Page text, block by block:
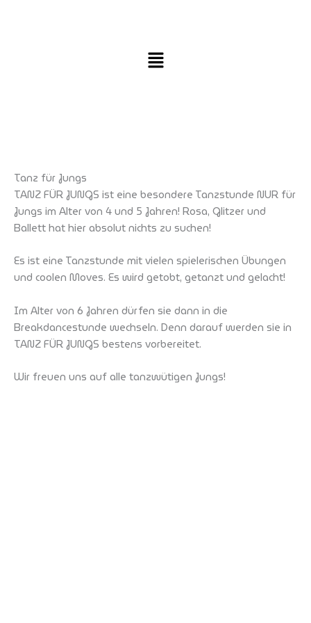
Tanz für Jungs
TANZ FÜR JUNGS ist eine besondere Tanzstunde NUR für
Jungs im Alter von 4 und 5 Jahren! Rosa, Glitzer und
Ballett hat hier absolut nichts zu suchen!
Es ist eine Tanzstunde mit vielen spielerischen Übungen
und coolen Moves. Es wird getobt, getanzt und gelacht!
Im Alter von 6 Jahren dürfen sie dann in die
Breakdancestunde wechseln. Denn darauf werden sie in
TANZ FÜR JUNGS bestens vorbereitet.
Wir freuen uns auf alle tanzwütigen Jungs!